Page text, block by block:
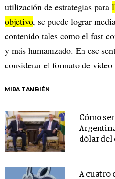
utilización de estrategias para
objetivo, se puede lograr
contenido tales como el fast
y más humanizado. En ese
considerar el formato de
MIRA TAMBIÉN
Cómo
dólar del
A cuatro